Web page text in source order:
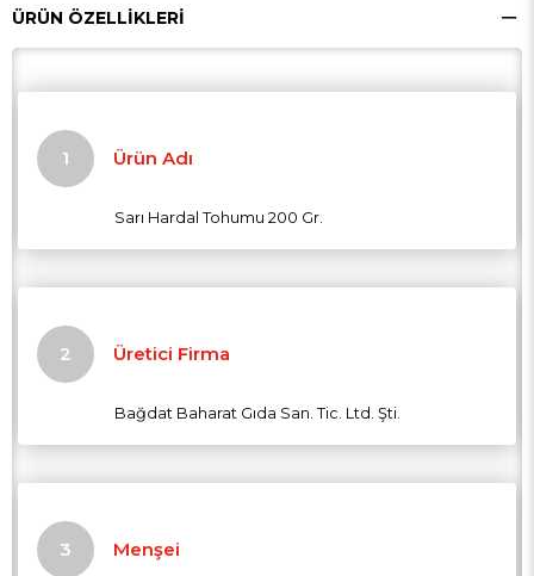
ÜRÜN ÖZELLIKLERI
Ürün Adı
Sarı Hardal Tohumu 200 Gr.
Üretici Firma
Bağdat Baharat Gıda San. Tic. Ltd. Şti.
Menşei